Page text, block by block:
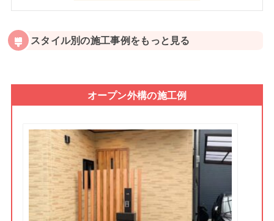
スタイル別の施工事例をもっと見る
オープン外構の施工例